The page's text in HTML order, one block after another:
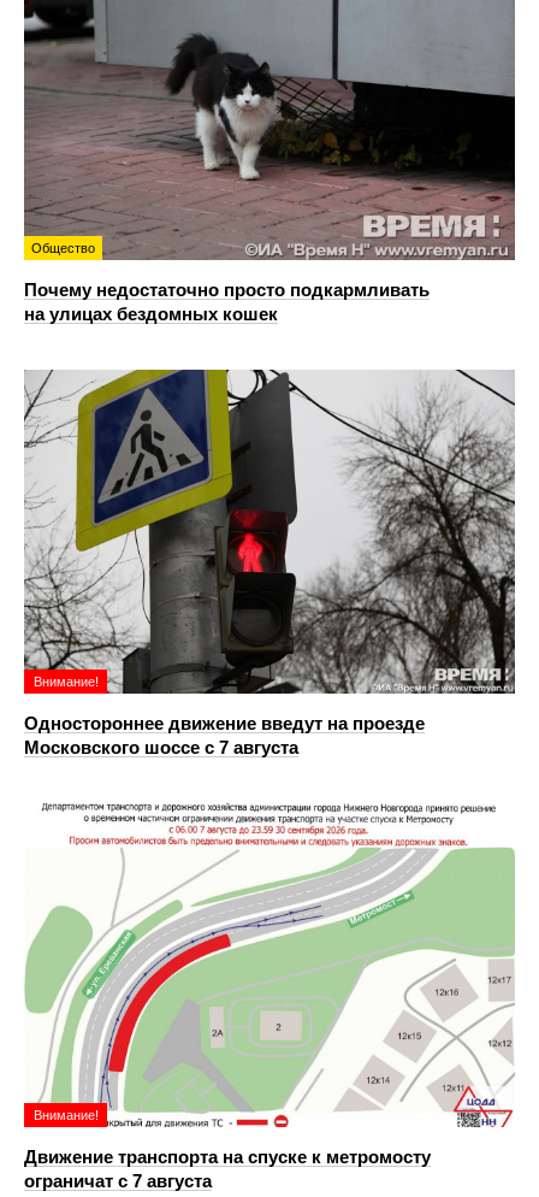
Общество
Почему недостаточно просто подкармливать
на улицах бездомных кошек
Внимание!
Одностороннее движение введут на проезде
Московского шоссе с 7 августа
Внимание!
Движение транспорта на спуске к метромосту
ограничат с 7 августа